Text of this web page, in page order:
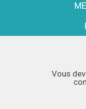
Vous